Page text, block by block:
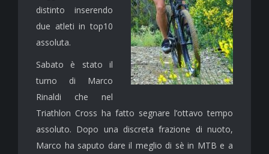
distinto inserendo
due atleti in top10
assoluta.
Sabato è stato il
turno di Marco
Rinaldi che nel
Triathlon Cross ha fatto segnare l’ottavo tempo
assoluto. Dopo una discreta frazione di nuoto,
Marco ha saputo dare il meglio di sè in MTB e a